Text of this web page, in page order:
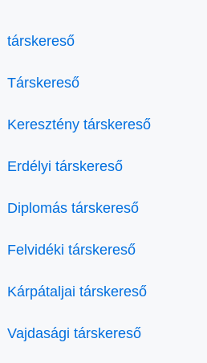
társkereső
Társkereső
Keresztény társkereső
Erdélyi társkereső
Diplomás társkereső
Felvidéki társkereső
Kárpátaljai társkereső
Vajdasági társkereső